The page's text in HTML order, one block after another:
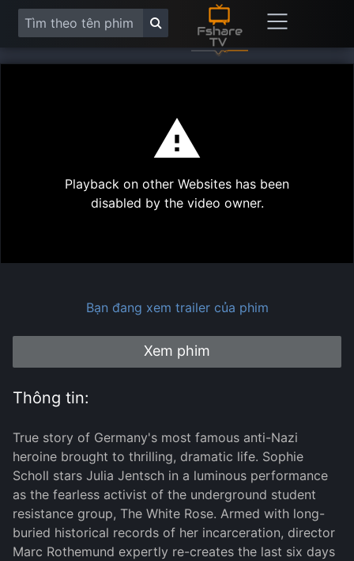
Play
Playback on other Websites has been
disabled by the video owner.
Bạn đang xem trailer của phim
Xem phim
Thông tin:
True story of Germany's most famous anti-Nazi
heroine brought to thrilling, dramatic life. Sophie
Scholl stars Julia Jentsch in a luminous performance
as the fearless activist of the underground student
resistance group, The White Rose. Armed with long-
buried historical records of her incarceration, director
Marc Rothemund expertly re-creates the last six days